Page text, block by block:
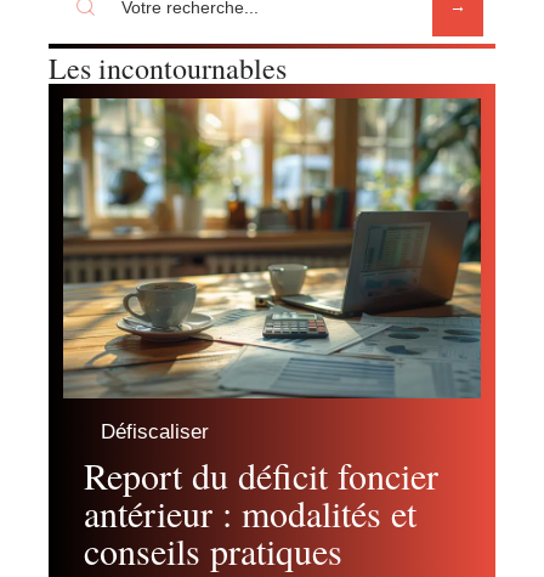
Les incontournables
Défiscaliser
Report du déficit foncier
antérieur : modalités et
conseils pratiques